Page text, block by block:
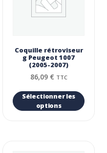
Coquille rétroviseur
g Peugeot 1007
(2005-2007)
86,09 € TTC
Sélectionner les
options